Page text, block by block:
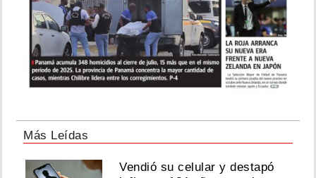
Más Leídas
Vendió su celular y destapó